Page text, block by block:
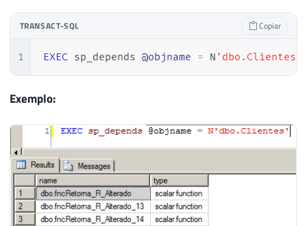
TRANSACT-SQL Copiar
1 EXEC sp_depends @objname = N 'dbo.Clientes'
Exemplo: